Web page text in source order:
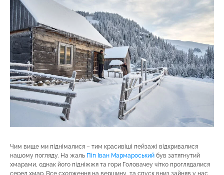
Чим вище ми піднімалися – тим красивіші пейзажі відкривалися
нашому погляду. На жаль Піп Іван Мармароський був затягнутий
хмарами, однак його підніжжя та гори Головачеу чітко проглядалися